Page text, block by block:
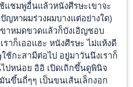
แชมพูอื่นแล้วหนังศีรษะเขาจะ
ญหาผมร่วงผมบางแต่อย่างใด)
ขาหมดขวดแล้วก็บังเอิญชอบ
ราก็เออแฮะ หนังศีรษะ ไม่แห้งดี
ช้กะสามีต่อไป อยู่มาวันนึงเราก็
ปหน่อย อิอิ เปิดเถิกขึ้นดูพินิจ
นขึ้นถี่ๆๆ เป็นขนเส้นเล็กงอก